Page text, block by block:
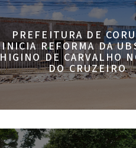
PREFEITURA DE
INICIA REFORMA DA
HIGINO DE CARVALHO
DO CRUZEIRO